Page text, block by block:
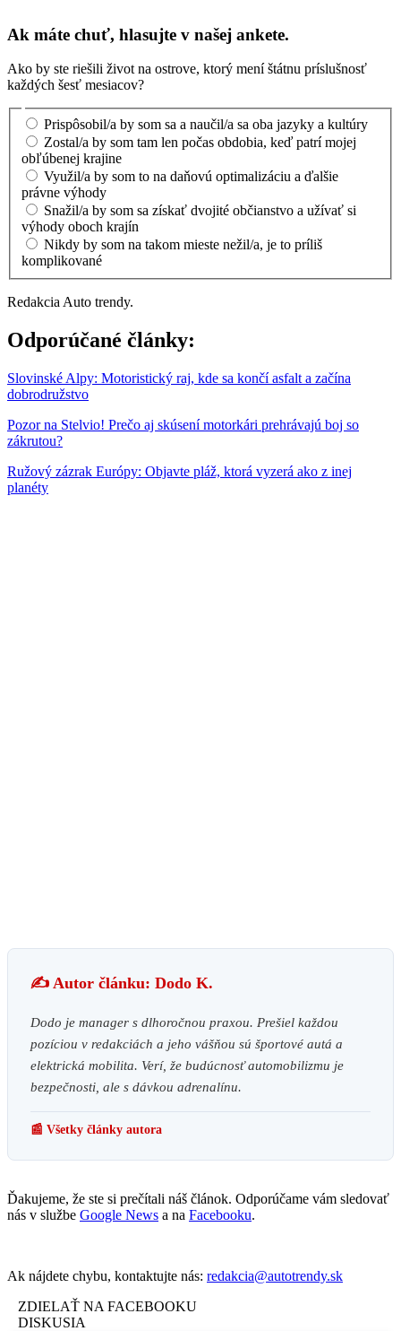
Ak máte chuť, hlasujte v našej ankete.
Ako by ste riešili život na ostrove, ktorý mení štátnu príslušnosť
každých šesť mesiacov?
Prispôsobil/a by som sa a naučil/a sa oba jazyky a kultúry
Zostal/a by som tam len počas obdobia, keď patrí mojej
obľúbenej krajine
Využil/a by som to na daňovú optimalizáciu a ďalšie
právne výhody
Snažil/a by som sa získať dvojité občianstvo a užívať si
výhody oboch krajín
Nikdy by som na takom mieste nežil/a, je to príliš
komplikované
Redakcia Auto trendy.
Odporúčané články:
Slovinské Alpy: Motoristický raj, kde sa končí asfalt a začína
dobrodružstvo
Pozor na Stelvio! Prečo aj skúsení motorkári prehrávajú boj so
zákrutou?
Ružový zázrak Európy: Objavte pláž, ktorá vyzerá ako z inej
planéty
✍️ Autor článku: Dodo K.
Dodo je manager s dlhoročnou praxou. Prešiel každou
pozíciou v redakciách a jeho vášňou sú športové autá a
elektrická mobilita. Verí, že budúcnosť automobilizmu je
bezpečnosti, ale s dávkou adrenalínu.
📰 Všetky články autora
Ďakujeme, že ste si prečítali náš článok. Odporúčame vám sledovať
nás v službe Google News a na Facebooku.
Ak nájdete chybu, kontaktujte nás: redakcia@autotrendy.sk
ZDIELAŤ NA FACEBOOKU
DISKUSIA